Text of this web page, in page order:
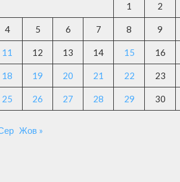
1 2
4 5 6 7 8 9
11 12 13 14 15 16
18 19 20 21 22 23
25 26 27 28 29 30
Жов »